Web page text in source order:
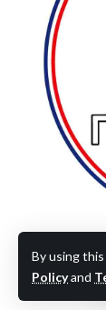
By using
Policyand